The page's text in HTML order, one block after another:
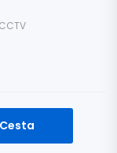
CCTV